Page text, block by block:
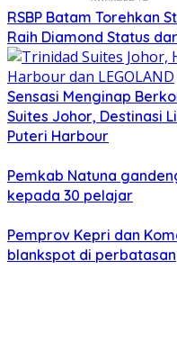
RSBP Batam Torehkan
Raih Diamond Status
Sensasi Menginap
Suites Johor, Destinasi
Puteri Harbour
Pemkab Natuna
kepada 30 pelajar
Pemprov Kepri dan
blankspot di perbatasan